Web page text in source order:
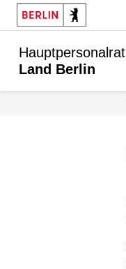
Hauptpersonalrat
Land Berlin